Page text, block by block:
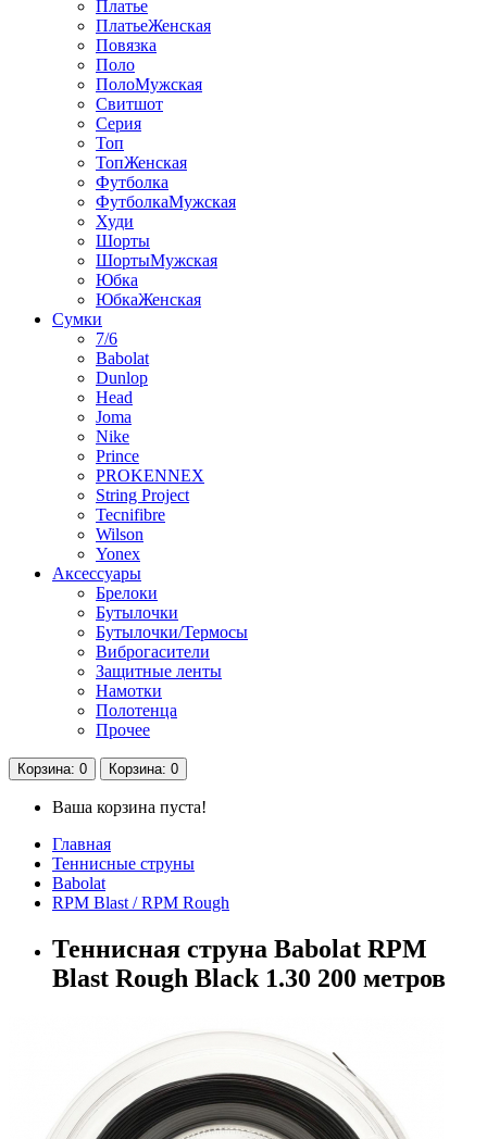
Платье
ПлатьеЖенская
Повязка
Поло
ПолоМужская
Свитшот
Серия
Топ
ТопЖенская
Футболка
ФутболкаМужская
Худи
Шорты
ШортыМужская
Юбка
ЮбкаЖенская
Сумки
7/6
Babolat
Dunlop
Head
Joma
Nike
Prince
PROKENNEX
String Project
Tecnifibre
Wilson
Yonex
Аксессуары
Брелоки
Бутылочки
Бутылочки/Термосы
Виброгасители
Защитные ленты
Намотки
Полотенца
Прочее
Корзина: 0 Корзина: 0
Ваша корзина пуста!
Главная
Теннисные струны
Babolat
RPM Blast / RPM Rough
​Теннисная струна Babolat RPM
Blast Rough Black 1.30 200 метров